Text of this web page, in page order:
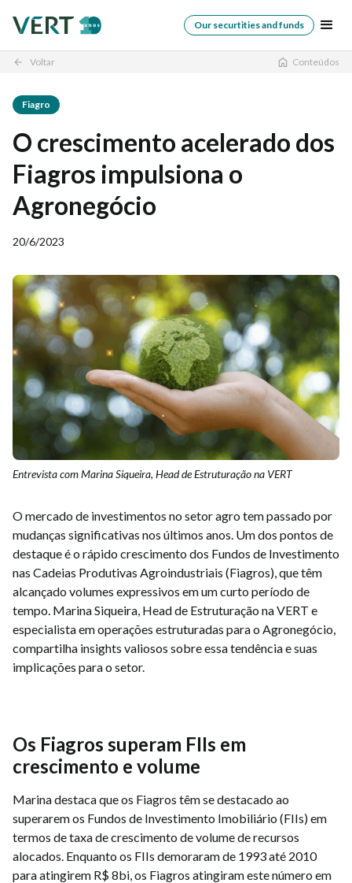
Our securtities and funds
arrow_back Voltar Conteúdos
Fiagro
O crescimento acelerado dos
Fiagros impulsiona o
Agronegócio
20/6/2023
Entrevista com Marina Siqueira, Head de Estruturação na VERT
O mercado de investimentos no setor agro tem passado por
mudanças significativas nos últimos anos. Um dos pontos de
destaque é o rápido crescimento dos Fundos de Investimento
nas Cadeias Produtivas Agroindustriais (Fiagros), que têm
alcançado volumes expressivos em um curto período de
tempo. Marina Siqueira, Head de Estruturação na VERT e
especialista em operações estruturadas para o Agronegócio,
compartilha insights valiosos sobre essa tendência e suas
implicações para o setor.
Os Fiagros superam FIIs em
crescimento e volume
Marina destaca que os Fiagros têm se destacado ao
superarem os Fundos de Investimento Imobiliário (FIIs) em
termos de taxa de crescimento de volume de recursos
alocados. Enquanto os FIIs demoraram de 1993 até 2010
para atingirem R$ 8bi, os Fiagros atingiram este número em